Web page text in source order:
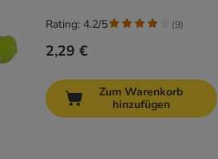
2,29 €
Rating: 4.2/5 (9)
Zum Warenkorb
hinzufügen